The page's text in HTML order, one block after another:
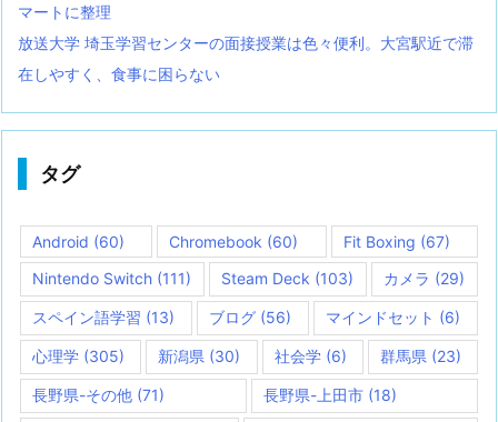
マートに整理
放送大学 埼玉学習センターの面接授業は色々便利。大宮駅近で滞
在しやすく、食事に困らない
タグ
Android (60) Chromebook (60) Fit Boxing (67)
Nintendo Switch (111) Steam Deck (103) カメラ (29)
スペイン語学習 (13) ブログ (56) マインドセット (6)
心理学 (305) 新潟県 (30) 社会学(6) 群馬県 (23)
長野県-その他 (71) 長野県-上田市(18)